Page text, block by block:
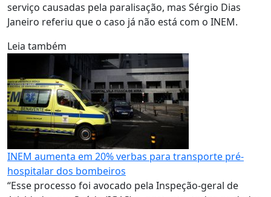
serviço causadas pela paralisação, mas Sérgio Dias
Janeiro referiu que o caso já não está com o INEM.
Leia também
INEM aumenta em 20% verbas para transporte pré-
hospitalar dos bombeiros
“Esse processo foi avocado pela Inspeção-geral de